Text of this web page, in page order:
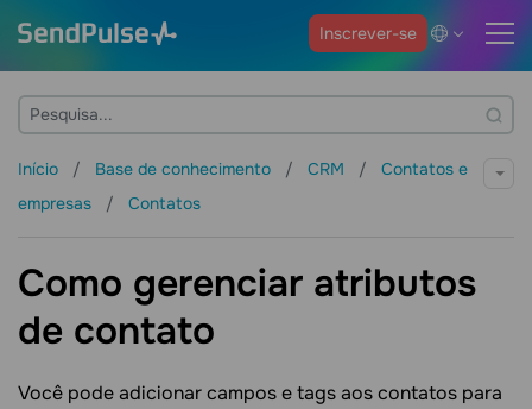
Inscrever-se
Início Base de conhecimento CRM
Contatos e
empresas
Contatos
Como gerenciar atributos
de contato
Você pode adicionar campos e tags aos contatos para